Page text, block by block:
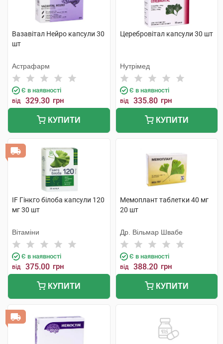
Вазавітал Нейро капсули 30
шт
Астрафарм
Є в наявності
від 329.30 грн
КУПИТИ
Церебровітал капсули 30 шт
Нутрімед
Є в наявності
від 335.80 грн
КУПИТИ
IF Гінкго білоба капсули 120
мг 30 шт
Вітаміни
Є в наявності
від 375.00 грн
КУПИТИ
Мемоплант таблетки 40 мг
20 шт
Др. Вільмар Швабе
Є в наявності
від 388.20 грн
КУПИТИ